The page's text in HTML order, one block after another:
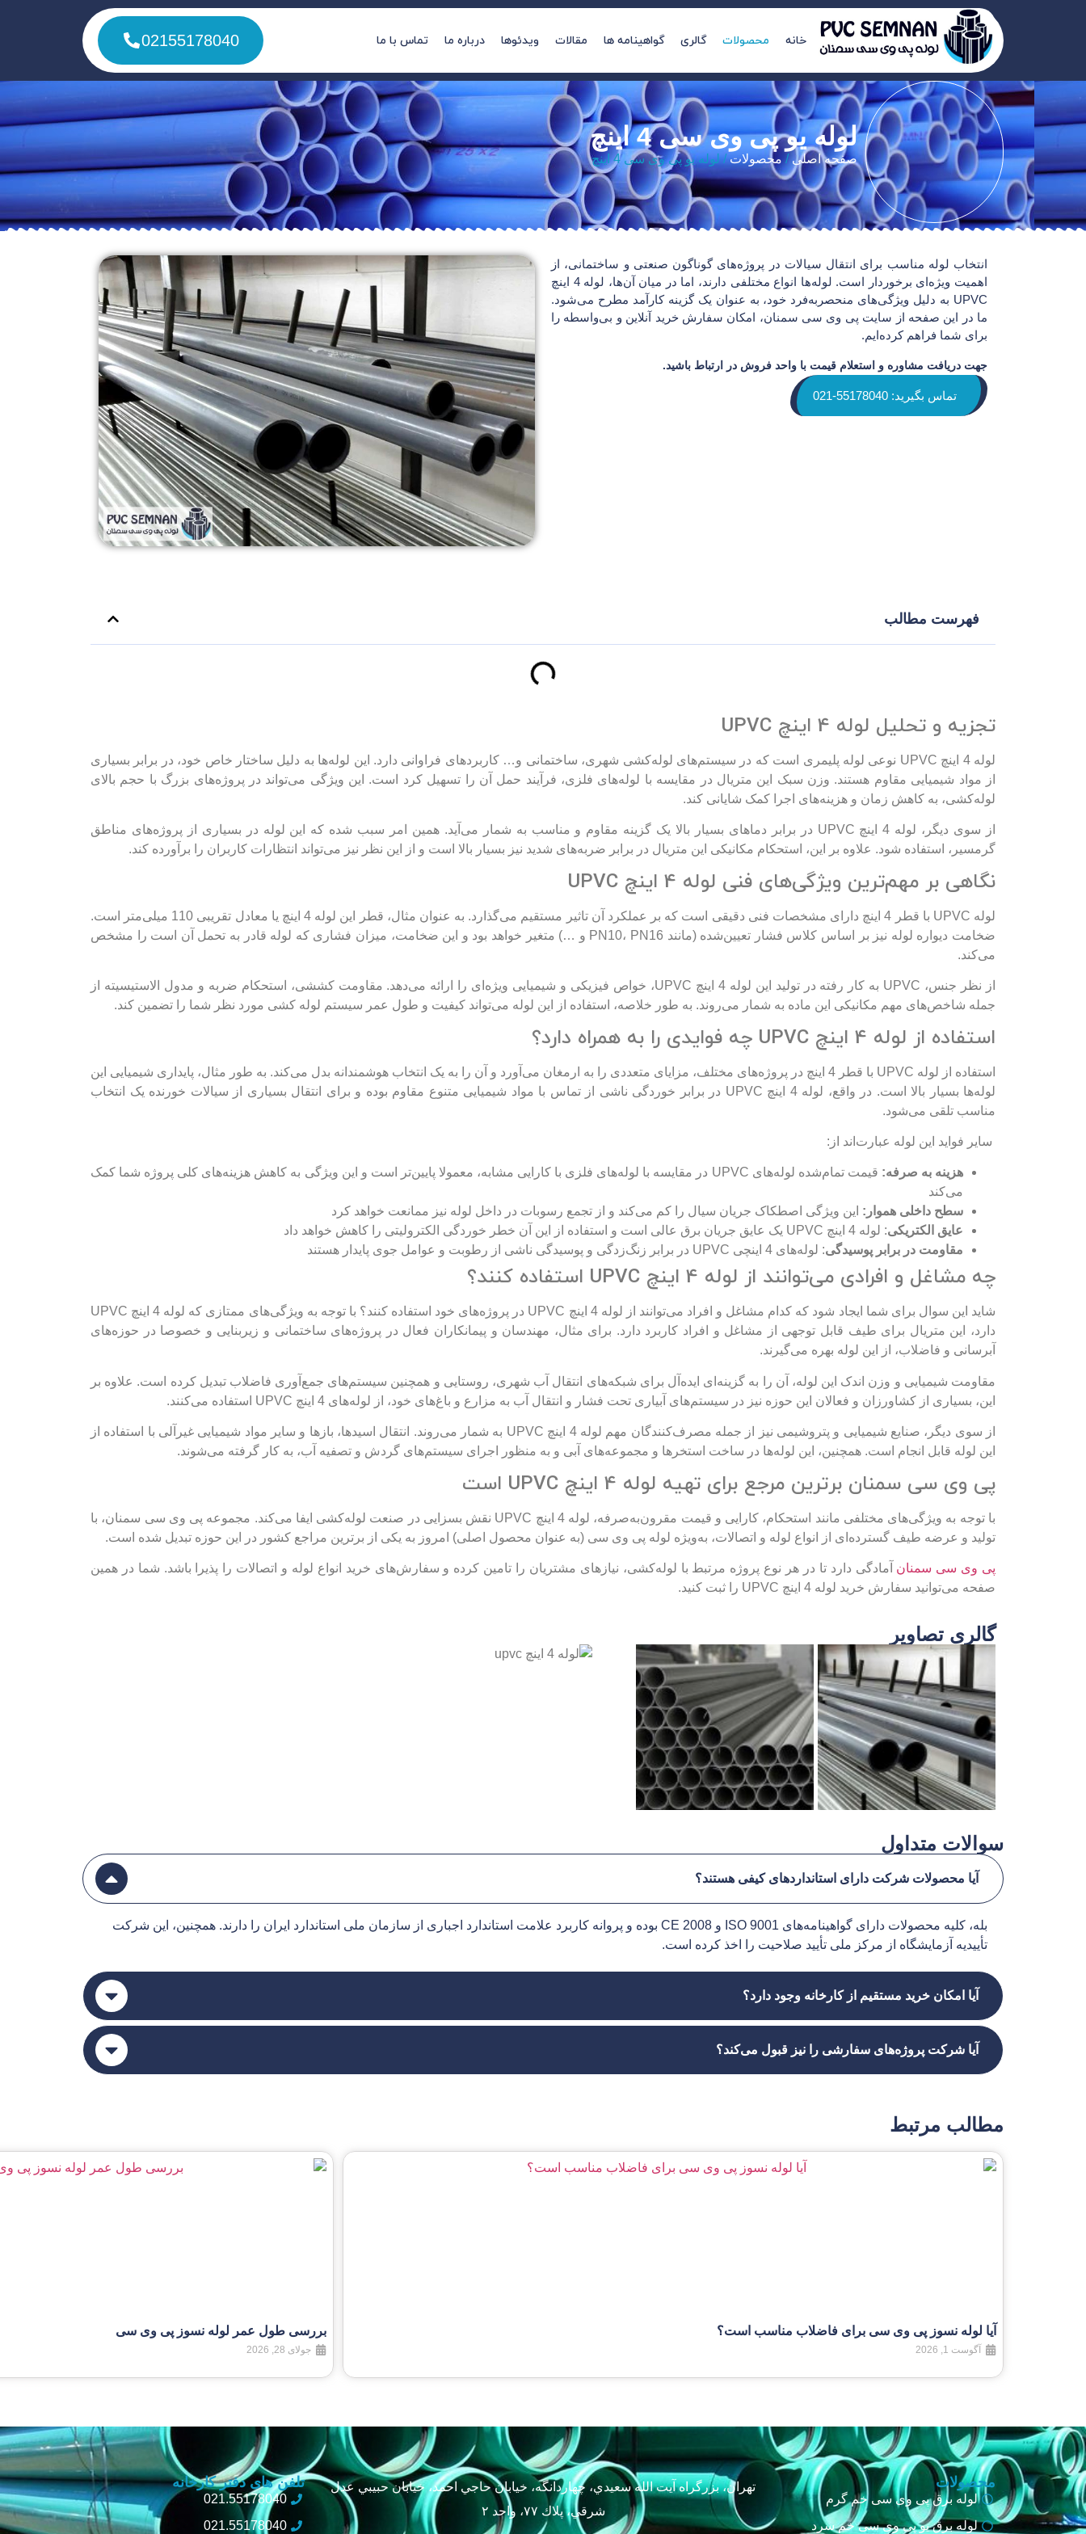
خانه محصولات گالری گواهینامه ها مقالات ویدئوها درباره ما تماس با ما 02155178040
لوله یو پی وی سی 4 اینچ
صفحه اصلی/ محصولات/لوله یو پی وی سی 4 اینچ
انتخاب لوله مناسب برای انتقال سیالات در پروژه‌های گوناگون صنعتی و ساختمانی، از
اهمیت ویژه‌ای برخوردار است. لوله‌ها انواع مختلفی دارند، اما در میان آن‌ها، لوله 4 اینچ
UPVC به دلیل ویژگی‌های منحصربه‌فرد خود، به عنوان یک گزینه کارآمد مطرح می‌شود.
ما در این صفحه از سایت پی وی سی سمنان، امکان سفارش خرید آنلاین و بی‌واسطه را
برای شما فراهم کرده‌ایم.
جهت دریافت مشاوره و استعلام قیمت با واحد فروش در ارتباط باشید.
تماس بگیرید: 55178040-021
فهرست مطالب
تجزیه و تحلیل لوله 4 اینچ UPVC
لوله 4 اینچ UPVC نوعی لوله پلیمری است که در سیستم‌های لوله‌کشی شهری، ساختمانی و… کاربردهای فراوانی دارد. این لوله‌ها به دلیل ساختار خاص خود، در برابر بسیاری
از مواد شیمیایی مقاوم هستند. وزن سبک این متریال در مقایسه با لوله‌های فلزی، فرآیند حمل آن را تسهیل کرد است. این ویژگی می‌تواند در پروژه‌های بزرگ با حجم بالای
لوله‌کشی، به کاهش زمان و هزینه‌های اجرا کمک شایانی کند.
از سوی دیگر، لوله 4 اینچ UPVC در برابر دماهای بسیار بالا یک گزینه مقاوم و مناسب به شمار می‌آید. همین امر سبب شده که این لوله در بسیاری از پروژه‌های مناطق
گرمسیر، استفاده شود. علاوه بر این، استحکام مکانیکی این متریال در برابر ضربه‌های شدید نیز بسیار بالا است و از این نظر نیز می‌تواند انتظارات کاربران را برآورده کند.
نگاهی بر مهم‌ترین ویژگی‌های فنی لوله 4 اینچ UPVC
لوله UPVC با قطر 4 اینچ دارای مشخصات فنی دقیقی است که بر عملکرد آن تاثیر مستقیم می‌گذارد. به عنوان مثال، قطر این لوله 4 اینچ یا معادل تقریبی 110 میلی‌متر است.
ضخامت دیواره لوله نیز بر اساس کلاس فشار تعیین‌شده (مانند PN10، PN16 و …) متغیر خواهد بود و این ضخامت، میزان فشاری که لوله قادر به تحمل آن است را مشخص
می‌کند.
از نظر جنس، UPVC به کار رفته در تولید این لوله 4 اینچ UPVC، خواص فیزیکی و شیمیایی ویژه‌ای را ارائه می‌دهد. مقاومت کششی، استحکام ضربه و مدول الاستیسیته از
جمله شاخص‌های مهم مکانیکی این ماده به شمار می‌روند. به طور خلاصه، استفاده از این لوله می‌تواند کیفیت و طول عمر سیستم لوله کشی مورد نظر شما را تضمین کند.
استفاده از لوله 4 اینچ UPVC چه فوایدی را به همراه دارد؟
استفاده از لوله UPVC با قطر 4 اینچ در پروژه‌های مختلف، مزایای متعددی را به ارمغان می‌آورد و آن را به یک انتخاب هوشمندانه بدل می‌کند. به طور مثال، پایداری شیمیایی این
لوله‌ها بسیار بالا است. در واقع، لوله 4 اینچ UPVC در برابر خوردگی ناشی از تماس با مواد شیمیایی متنوع مقاوم بوده و برای انتقال بسیاری از سیالات خورنده یک انتخاب
مناسب تلقی می‌شود.
سایر فواید این لوله عبارت‌اند از:
هزینه به صرفه:
قیمت تمام‌شده لوله‌های UPVC در مقایسه با لوله‌های فلزی با کارایی مشابه، معمولا پایین‌تر است و این ویژگی به کاهش هزینه‌های کلی پروژه شما کمک
می‌کند
سطح داخلی هموار: این ویژگی اصطکاک جریان سیال را کم می‌کند و از تجمع رسوبات در داخل لوله نیز ممانعت خواهد کرد
عایق الکتریکی: لوله 4 اینچ UPVC یک عایق جریان برق عالی است و استفاده از این آن خطر خوردگی الکترولیتی را کاهش خواهد داد
مقاومت در برابر پوسیدگی: لوله‌های 4 اینچی UPVC در برابر زنگ‌زدگی و پوسیدگی ناشی از رطوبت و عوامل جوی پایدار هستند
چه مشاغل و افرادی می‌توانند از لوله 4 اینچ UPVC استفاده کنند؟
شاید این سوال برای شما ایجاد شود که کدام مشاغل و افراد می‌توانند از لوله 4 اینچ UPVC در پروژه‌های خود استفاده کنند؟ با توجه به ویژگی‌های ممتازی که لوله 4 اینچ UPVC
دارد، این متریال برای طیف قابل توجهی از مشاغل و افراد کاربرد دارد. برای مثال، مهندسان و پیمانکاران فعال در پروژه‌های ساختمانی و زیربنایی و خصوصا در حوزه‌های
آبرسانی و فاضلاب، از این لوله بهره می‌گیرند.
مقاومت شیمیایی و وزن اندک این لوله، آن را به گزینه‌ای ایده‌آل برای شبکه‌های انتقال آب شهری، روستایی و همچنین سیستم‌های جمع‌آوری فاضلاب تبدیل کرده است. علاوه بر
این، بسیاری از کشاورزان و فعالان این حوزه نیز در سیستم‌های آبیاری تحت فشار و انتقال آب به مزارع و باغ‌های خود، از لوله‌های 4 اینچ UPVC استفاده می‌کنند.
از سوی دیگر، صنایع شیمیایی و پتروشیمی نیز از جمله مصرف‌کنندگان مهم لوله 4 اینچ UPVC به شمار می‌روند. انتقال اسیدها، بازها و سایر مواد شیمیایی غیرآلی با استفاده از
این لوله قابل انجام است. همچنین، این لوله‌ها در ساخت استخرها و مجموعه‌های آبی و به منظور اجرای سیستم‌های گردش و تصفیه آب، به کار گرفته می‌شوند.
پی وی سی سمنان برترین مرجع برای تهیه‌ لوله 4 اینچ UPVC است
با توجه به ویژگی‌های مختلفی مانند استحکام، کارایی و قیمت مقرون‌به‌صرفه، لوله 4 اینچ UPVC نقش بسزایی در صنعت لوله‌کشی ایفا می‌کند. مجموعه پی وی سی سمنان، با
تولید و عرضه طیف گسترده‌ای از انواع لوله‌ و اتصالات، به‌ویژه لوله پی وی سی (به عنوان محصول اصلی) امروز به یکی از برترین مراجع کشور در این حوزه تبدیل شده است.
پی وی سی سمنان آمادگی دارد تا در هر نوع پروژه مرتبط با لوله‌کشی، نیازهای مشتریان را تامین کرده و سفارش‌های خرید انواع لوله و اتصالات را پذیرا باشد. شما در همین
صفحه می‌توانید سفارش خرید لوله 4 اینچ UPVC را ثبت کنید.
گالری تصاویر
سوالات متداول
آیا محصولات شرکت دارای استانداردهای کیفی هستند؟
بله، کلیه محصولات دارای گواهینامه‌های ISO 9001 و CE 2008 بوده و پروانه کاربرد علامت استاندارد اجباری از سازمان ملی استاندارد ایران را دارند. همچنین، این شرکت
تأییدیه آزمایشگاه از مرکز ملی تأیید صلاحیت را اخذ کرده است.
آیا امکان خرید مستقیم از کارخانه وجود دارد؟
آیا شرکت پروژه‌های سفارشی را نیز قبول می‌کند؟
مطالب مرتبط
آیا لوله نسوز پی وی سی برای فاضلاب مناسب است؟
آگوست 1, 2026
بررسی طول عمر لوله نسوز پی وی سی
جولای 28, 2026
محصولات
لوله برق پی وی سی خم گرم
لوله برق یو پی وی سی خم سرد
تهران، بزرگراه آيت الله سعيدي، چهاردانگه، خيابان حاجي احمد، خیابان حبيبي عدل
شرقي، پلاك ٧٧، واحد ٢
تلفن های دفتر کارخانه
021.55178040
021.55178040